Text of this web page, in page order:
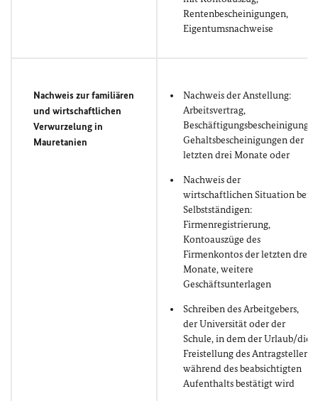
Rentenbescheinigungen,
Eigentumsnachweise
Nachweis zur familiären
und wirtschaftlichen
Verwurzelung in
Mauretanien
Nachweis der Anstellung:
Arbeitsvertrag,
Beschäftigungsbescheinigung,
Gehaltsbescheinigungen der
letzten drei Monate oder
Nachweis der
wirtschaftlichen Situation bei
Selbstständigen:
Firmenregistrierung,
Kontoauszüge des
Firmenkontos der letzten drei
Monate, weitere
Geschäftsunterlagen
Schreiben des Arbeitgebers,
der Universität oder der
Schule, in dem der Urlaub/die
Freistellung des Antragstellers
während des beabsichtigten
Aufenthalts bestätigt wird